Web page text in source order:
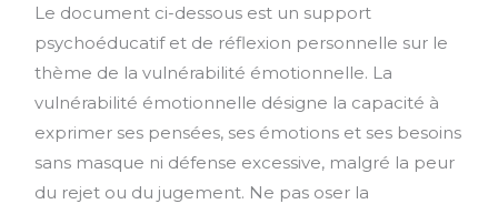
Le document ci-dessous est un support
psychoéducatif et de réflexion personnelle sur le
thème de la vulnérabilité émotionnelle. La
vulnérabilité émotionnelle désigne la capacité à
exprimer ses pensées, ses émotions et ses besoins
sans masque ni défense excessive, malgré la peur
du rejet ou du jugement. Ne pas oser la
les
relations